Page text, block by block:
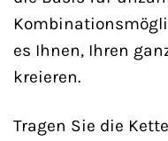
es Ihnen, Ihren
kreieren.
Tragen Sie die